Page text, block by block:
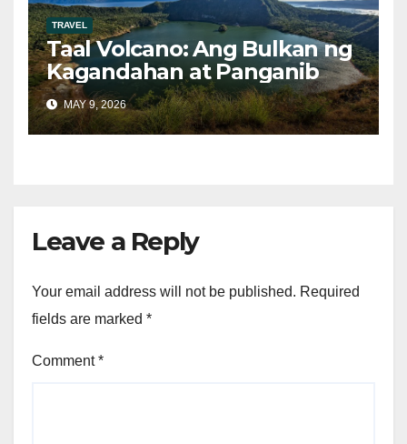
TRAVEL
Taal Volcano: Ang Bulkan ng
Kagandahan at Panganib
MAY 9, 2026
Leave a Reply
Your email address will not be published. Required
fields are marked *
Comment*